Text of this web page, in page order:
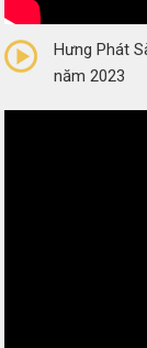
(0 Reviews)
Hưng Phát
năm 2023